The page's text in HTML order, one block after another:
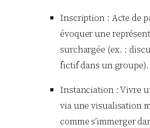
Inscription : Acte de
évoquer une
surchargée (ex. :
fictif dans un groupe).
Instanciation : Vivre
via une visualisation
comme s’immerger